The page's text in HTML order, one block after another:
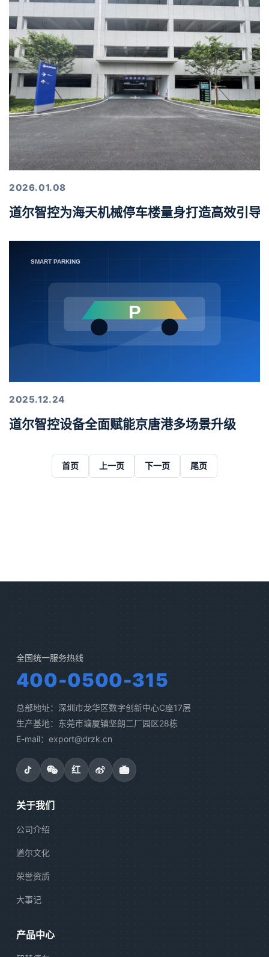
2026.01.08
道尔智控为海天机械停车楼量身打造高效引导
2025.12.24
道尔智控设备全面赋能京唐港多场景升级
首页 上一页 下一页 尾页
全国统一服务热线
400-0500-315
总部地址：深圳市龙华区数字创新中心C座17层
生产基地：东莞市塘厦镇坚朗二厂园区28栋
E-mail：export@drzk.cn
红
关于我们
公司介绍
道尔文化
荣誉资质
大事记
产品中心